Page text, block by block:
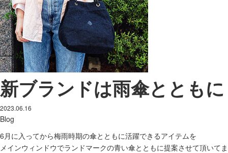
新ブランドは雨傘とともに
2023.06.16
Blog
6月に入ってから梅雨時期の傘とともに活躍できるアイテムを
メインウィンドウでランドマークの青い傘とともに提案させて頂いてま